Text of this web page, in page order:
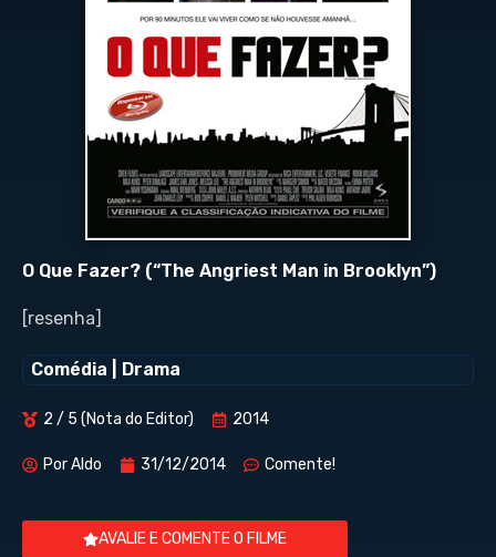
O Que Fazer? (“The Angriest Man in Brooklyn”)
[resenha]
Comédia Drama
2 / 5 (Nota do Editor) 2014
PorAldo 31/12/2014 Comente!
AVALIE E COMENTE O FILME